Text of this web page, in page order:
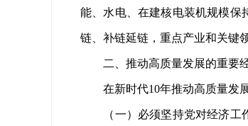
能、水电、在建核电装机规模保
链、补链延链，重点产业和关键
二、推动高质量发展的重要
在新时代10年推动高质量发展
（一）必须坚持党对经济工作